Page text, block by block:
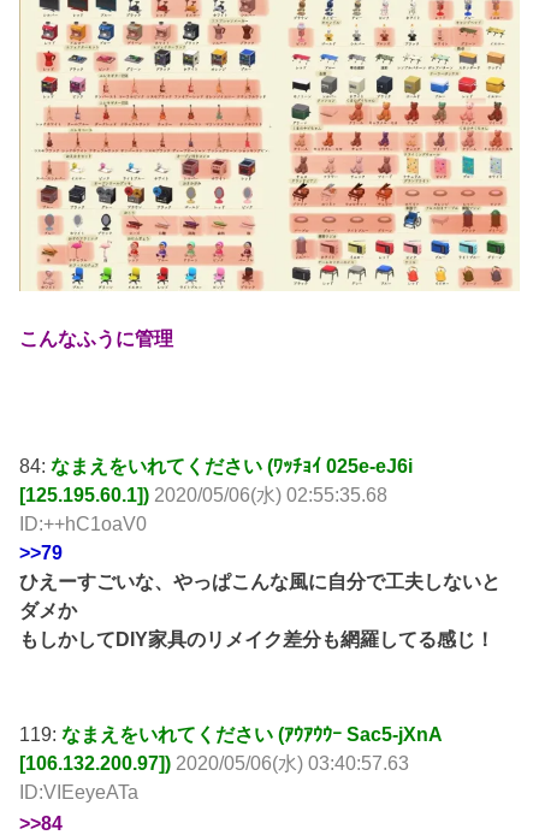
こんなふうに管理
84:なまえをいれてください (ﾜｯﾁｮｲ 025e-eJ6i
[125.195.60.1]) 2020/05/06(水) 02:55:35.68
ID:++hC1oaV0
>>79
ひえーすごいな、やっぱこんな風に自分で工夫しないと
ダメか
もしかしてDIY家具のリメイク差分も網羅してる感じ！
119:なまえをいれてください (ｱｳｱｳｳｰ Sac5-jXnA
[106.132.200.97]) 2020/05/06(水) 03:40:57.63
ID:VIEeyeATa
>>84